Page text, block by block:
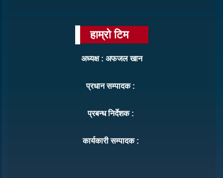
हाम्रो टिम
अध्यक्ष : अफजल खान
प्रधान सम्पादक :
प्रबन्ध निर्देशक :
कार्यकारी सम्पादक :